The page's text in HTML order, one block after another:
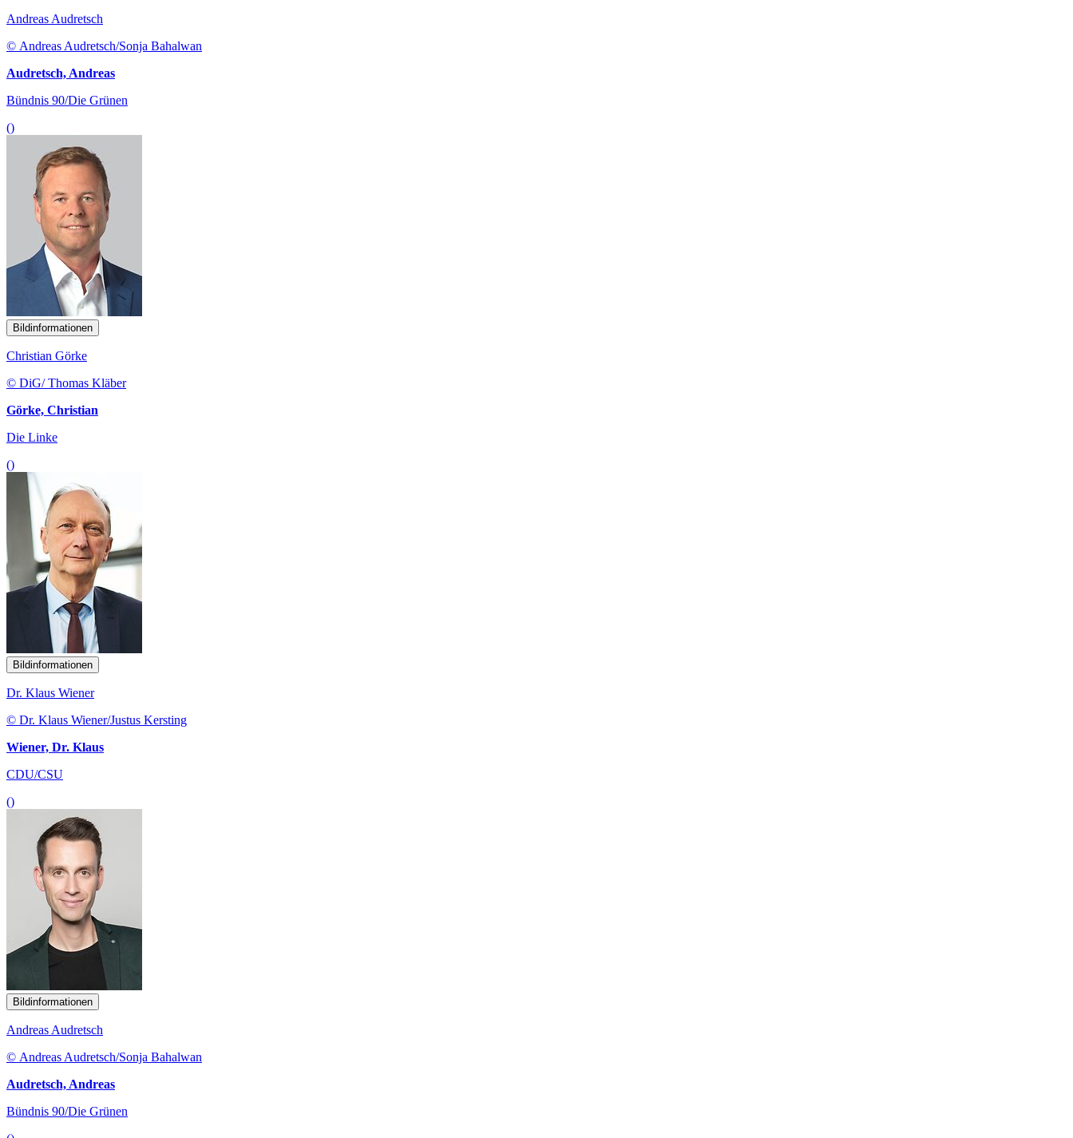
Andreas Audretsch
© Andreas Audretsch/Sonja Bahalwan
Audretsch, Andreas
Bündnis 90/Die Grünen
()
Bildinformationen
Christian Görke
© DiG/ Thomas Kläber
Görke, Christian
Die Linke
()
Bildinformationen
Dr. Klaus Wiener
© Dr. Klaus Wiener/Justus Kersting
Wiener, Dr. Klaus
CDU/CSU
()
Bildinformationen
Andreas Audretsch
© Andreas Audretsch/Sonja Bahalwan
Audretsch, Andreas
Bündnis 90/Die Grünen